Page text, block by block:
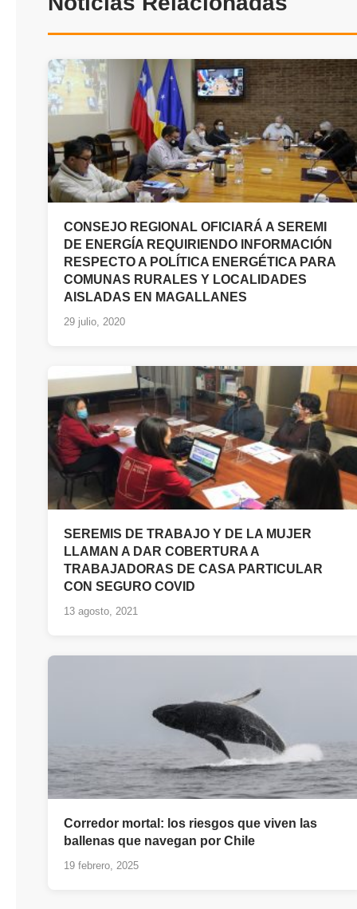
CONSEJO REGIONAL OFICIARÁ A SEREMI
DE ENERGÍA REQUIRIENDO INFORMACIÓN
RESPECTO A POLÍTICA ENERGÉTICA PARA
COMUNAS RURALES Y LOCALIDADES
AISLADAS EN MAGALLANES
29 julio, 2020
SEREMIS DE TRABAJO Y DE LA MUJER
LLAMAN A DAR COBERTURA A
TRABAJADORAS DE CASA PARTICULAR
CON SEGURO COVID
13 agosto, 2021
Corredor mortal: los riesgos que viven las
ballenas que navegan por Chile
19 febrero, 2025